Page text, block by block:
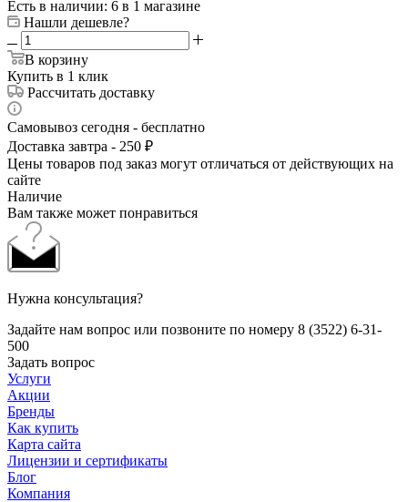
Есть в наличии: 6 в 1 магазине
Нашли дешевле?
В корзину
Купить в 1 клик
Рассчитать доставку
Самовывоз сегодня - бесплатно
Доставка завтра - 250 ₽
Цены товаров под заказ могут отличаться от действующих на
сайте
Наличие
Вам также может понравиться
Нужна консультация?
Задайте нам вопрос или позвоните по номеру 8 (3522) 6-31-
500
Задать вопрос
Услуги
Акции
Бренды
Как купить
Карта сайта
Лицензии и сертификаты
Блог
Компания